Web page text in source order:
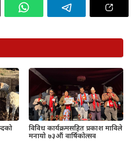
विविध कार्यक्रमसहित प्रकाश माविले
मनायो ७३औं वार्षिकोत्सव